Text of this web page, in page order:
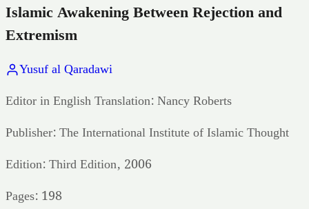
Islamic Awakening Between Rejection and
Extremism
Yusuf al Qaradawi
Editor in English Translation: Nancy Roberts
Publisher: The International Institute of Islamic Thought
Edition: Third Edition, 2006
Pages: 198